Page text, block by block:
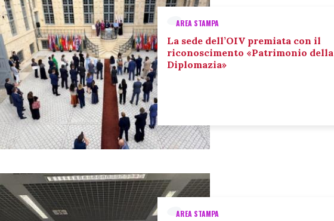
AREA STAMPA
La sede dell’OIV premiata con il
riconoscimento «Patrimonio della
Diplomazia»
AREA STAMPA